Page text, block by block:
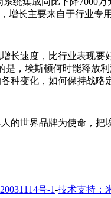
长主要来自于行业专
长速度，比行业表现
，埃斯顿何时能释
种变化，如何保持战略
世界品牌为使命，
号-1-技术支持：